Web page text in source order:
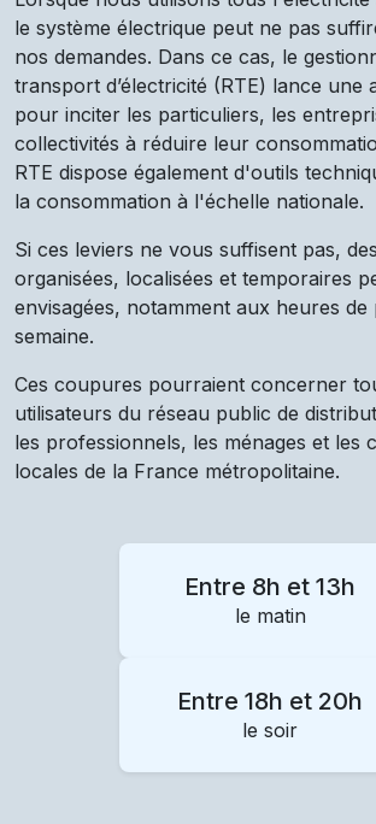
le système électrique peut ne pas
nos demandes. Dans ce cas, le
transport d’électricité (RTE) lance une
pour inciter les particuliers, les
collectivités à réduire leur
RTE dispose également d'outils
la consommation à l'échelle nationale.
Si ces leviers ne vous suffisent pas,
organisées, localisées et temporaires
envisagées, notamment aux heures de
semaine.
Ces coupures pourraient concerner
utilisateurs du réseau public de
les professionnels, les ménages et les
locales de la France métropolitaine.
Entre 8h et 13h
le matin
Entre 18h et 20h
le soir